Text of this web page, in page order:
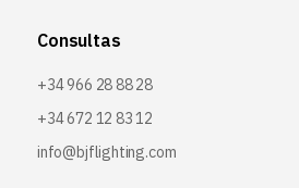
Consultas
+34 966 28 88 28
+34 672 12 83 12
info@bjflighting.com